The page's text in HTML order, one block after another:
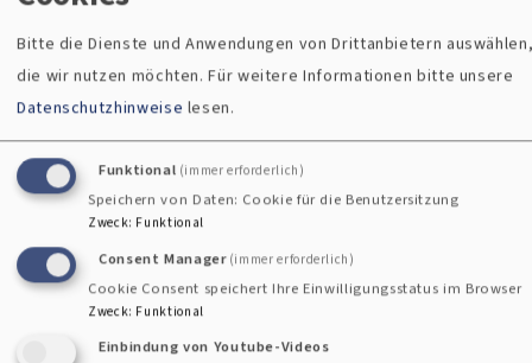
Dorfhelferstation
Schuldnerberatung
Asyl- und Mirgrationsberatung
Sozialstation
Tafel
Tagespflege
Bertreutes Wohnen
Sozialpsychiatrischer Dienst
Bitte die Dienste und Anwendungen von Drittanbietern
die wir nutzen möchten.Für weitere Informationen bitte unsere
Datenschutzhinweise lesen.
Funktional (immer erforderlich)
Speichern von Daten: Cookie für die Benutzersitzung
Zweck: Funktional
Consent Manager (immer erforderlich)
Cookie Consent speichert Ihre Einwilligungsstatus im Browser
Zweck: Funktional
Einbindung von Youtube-Videos